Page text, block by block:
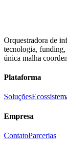
Orquestradora de
tecnologia, funding,
única malha
Plataforma
Soluções
Empresa
ContatoParcerias